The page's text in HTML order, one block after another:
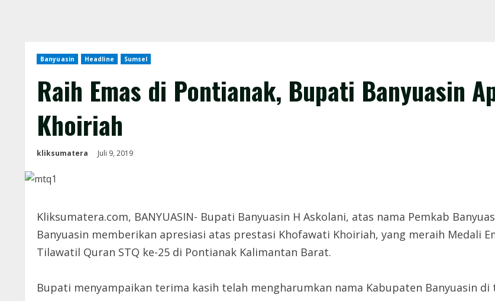
Banyuasin Headline Sumsel
Raih Emas di Pontianak, Bupati Banyuasin
Khoiriah
kliksumatera Juli 9, 2019
Kliksumatera.com, BANYUASIN- Bupati Banyuasin H Askolani, atas nama Pemkab
Banyuasin memberikan apresiasi atas prestasi Khofawati Khoiriah, yang meraih Medali
Tilawatil Quran STQ ke-25 di Pontianak Kalimantan Barat.
Bupati menyampaikan terima kasih telah mengharumkan nama Kabupaten Banyuasin